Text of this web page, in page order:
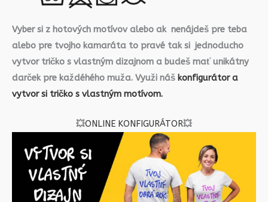
Vyber si z hotových motívov alebo ak nenájdeš pre teba
alebo pre tvojho kamaráta to pravé tak si jednoducho
vytvor tričko s vlastným dizajnom a budeš mať unikátny
darček pre každéhého muža. Využi náš konfigurátor a
vytvor si tričko s vlastným motívom.
💥ONLINE KONFIGURÁTOR💥